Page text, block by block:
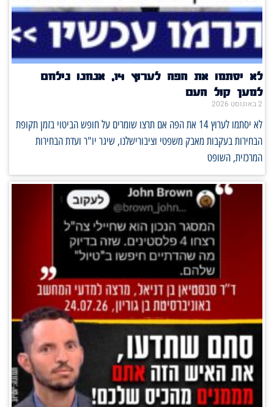
לא יסתמו את הפה לערוץ 14, אנחנו נילחם
למען קול העם
2 באוגוסט 2026
לא יסתמו לערוץ 14 את הפה אם תרצו שומרים על חופש הביטוי בזמן תקופת
הבחירות בעקבות מאבק משפטי וציבורישלנו, שיגר יו"ר ועדת הבחירות
המרכזית, השופט